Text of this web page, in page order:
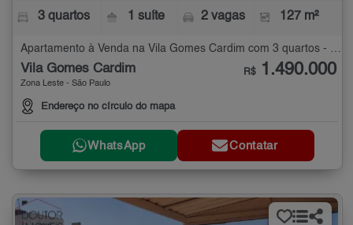
3 quartos 1 suíte 2 vagas 127 m²
Apartamento à Venda na Vila Gomes Cardim com 3 quartos - 127 m²
Vila Gomes Cardim
Zona Leste - São Paulo
Endereço no círculo do mapa
R$ 1.490.000
WhatsApp Contatar